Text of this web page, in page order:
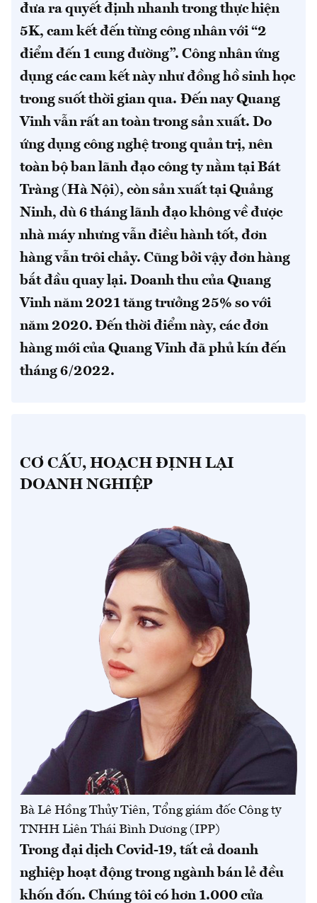
đưa ra quyết định nhanh trong thực hiện
5K, cam kết đến từng công nhân với “2
điểm đến 1 cung đường”. Công nhân ứng
dụng các cam kết này như đồng hồ sinh học
trong suốt thời gian qua. Đến nay Quang
Vinh vẫn rất an toàn trong sản xuất. Do
ứng dụng công nghệ trong quản trị, nên
toàn bộ ban lãnh đạo công ty nằm tại Bát
Tràng (Hà Nội), còn sản xuất tại Quảng
Ninh, dù 6 tháng lãnh đạo không về được
nhà máy nhưng vẫn điều hành tốt, đơn
hàng vẫn trôi chảy. Cũng bởi vậy đơn hàng
bắt đầu quay lại. Doanh thu của Quang
Vinh năm 2021 tăng trưởng 25% so với
năm 2020. Đến thời điểm này, các đơn
hàng mới của Quang Vinh đã phủ kín đến
tháng 6/2022.
CƠ CẤU, HOẠCH ĐỊNH LẠI
DOANH NGHIỆP
Bà Lê Hồng Thủy Tiên, Tổng giám đốc Công ty
TNHH Liên Thái Bình Dương (IPP)
Trong đại dịch Covid-19, tất cả doanh
nghiệp hoạt động trong ngành bán lẻ đều
khốn đốn. Chúng tôi có hơn 1.000 cửa